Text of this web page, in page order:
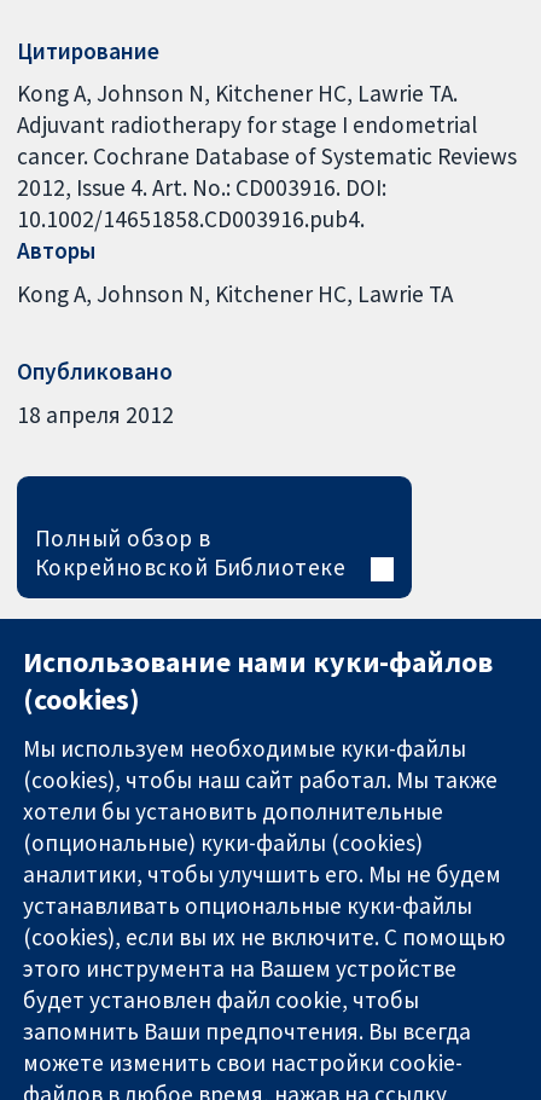
Цитирование
Kong A, Johnson N, Kitchener HC, Lawrie TA.
Adjuvant radiotherapy for stage I endometrial
cancer. Cochrane Database of Systematic Reviews
2012, Issue 4. Art. No.: CD003916. DOI:
10.1002/14651858.CD003916.pub4.
Авторы
Kong A Johnson N Kitchener HC Lawrie TA
Опубликовано
18 апреля 2012
Полный обзор в
Кокрейновской Библиотеке
Надёжные
доказательства
Информированные
решения
Во благо
здоровья
11-13 Cavendish
Square
London
W1G 0AN
United Kingdom
Связаться с
нами
Новости
Пресс-
служба
О нас
Работа
Cochrane
Использование нами куки-файлов
(cookies)
Мы используем необходимые куки-файлы
(cookies), чтобы наш сайт работал. Мы также
хотели бы установить дополнительные
(опциональные) куки-файлы (cookies)
аналитики, чтобы улучшить его. Мы не будем
устанавливать опциональные куки-файлы
(cookies), если вы их не включите. С помощью
этого инструмента на Вашем устройстве
будет установлен файл cookie, чтобы
запомнить Ваши предпочтения. Вы всегда
можете изменить свои настройки cookie-
файлов в любое время, нажав на ссылку